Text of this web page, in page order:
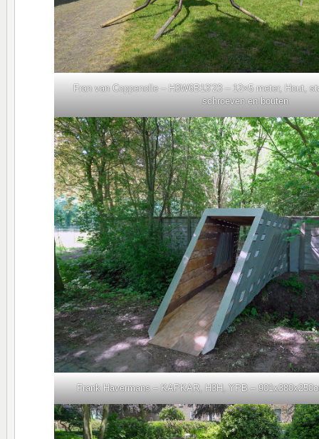
Fran van Coppenolle – H3W6B13’23 – 12×5 meter, Hout,
schroeven en bouten
Frank Havermans – KAPKAR, H3H, YPB –